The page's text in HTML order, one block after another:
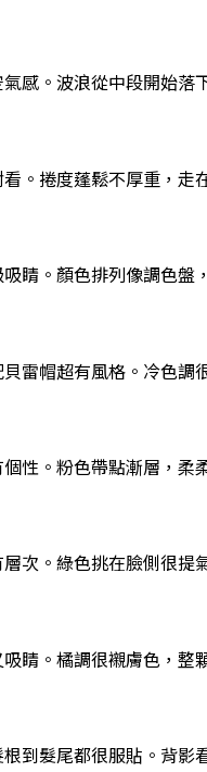
感。波浪從中段開始
。捲度蓬鬆不厚重，
睛。顏色排列像調色
雷帽超有風格。冷色
性。粉色帶點漸層，
次。綠色挑在臉側很
睛。橘調很襯膚色，
到髮尾都很服貼。背